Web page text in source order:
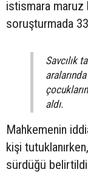
istismara maruz
soruşturmada
Savcılık
aldı.
Mahkemenin
kişi
sürdüğü